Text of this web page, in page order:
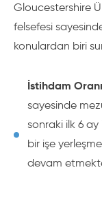
Gloucestershire
felsefesi
konulardan biri
İstihdam
sayesinde
sonraki ilk 6
bir işe
devam